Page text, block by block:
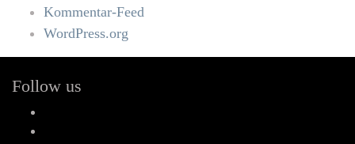
Kommentar-Feed
WordPress.org
Follow us